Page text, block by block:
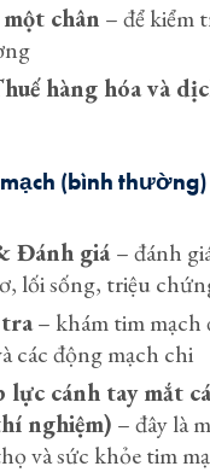
chân – để kiểm
hàng hóa và
(bình thường)
Đánh giá– đánh
lối sống, triệu
– khám tim mạch
các động mạch chi
lực cánh tay mắt
nghiệm) – đây là
và sức khỏe tim